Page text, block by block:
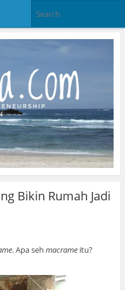
Bikin Rumah Jadi
. Apa seh macrameitu?